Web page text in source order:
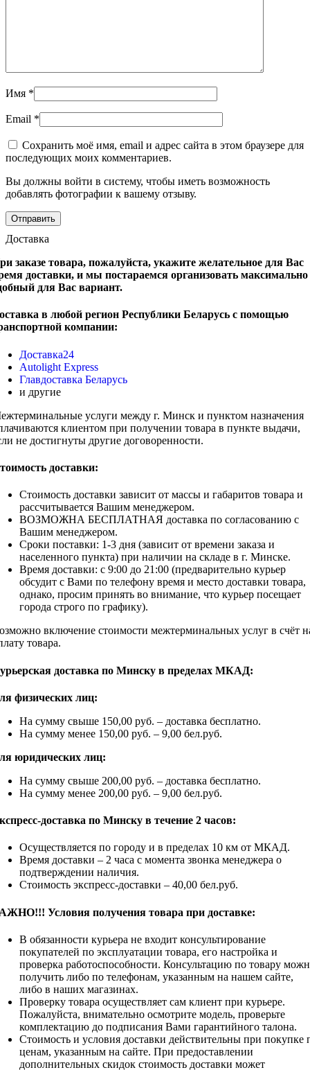
Имя *
Email *
Сохранить моё имя, email и адрес сайта в этом браузере для
последующих моих комментариев.
Вы должны войти в систему, чтобы иметь возможность
добавлять фотографии к вашему отзыву.
Доставка
заказе товара, пожалуйста, укажите желательное для Вас
доставки, и мы постараемся организовать максимально
для Вас вариант.
в любой регион Республики Беларусь с помощью
компании:
Доставка24
Autolight Express
Главдоставка Беларусь
и другие
услуги между г. Минск и пунктом назначения
клиентом при получении товара в пункте выдачи,
не достигнуты другие договоренности.
доставки:
Стоимость доставки зависит от массы и габаритов товара и
рассчитывается Вашим менеджером.
ВОЗМОЖНА БЕСПЛАТНАЯ доставка по согласованию с
Вашим менеджером.
Сроки поставки: 1-3 дня (зависит от времени заказа и
населенного пункта) при наличии на складе в г. Минске.
Время доставки: с 9:00 до 21:00 (предварительно курьер
обсудит c Вами по телефону время и место доставки товара,
однако, просим принять во внимание, что курьер посещает
города строго по графику).
включение стоимости межтерминальных услуг в счёт
товара.
доставка по Минску в пределах МКАД:
физических лиц:
На сумму свыше 150,00 руб. – доставка бесплатно.
На сумму менее 150,00 руб. – 9,00 бел.руб.
юридических лиц:
На сумму свыше 200,00 руб. – доставка бесплатно.
На сумму менее 200,00 руб. – 9,00 бел.руб.
доставка по Минску в течение 2 часов:
Осуществляется по городу и в пределах 10 км от МКАД.
Время доставки – 2 часа с момента звонка менеджера о
подтверждении наличия.
Стоимость экспресс-доставки – 40,00 бел.руб.
Условия получения товара при доставке:
В обязанности курьера не входит консультирование
покупателей по эксплуатации товара, его настройка и
проверка работоспособности. Консультацию по товару
получить либо по телефонам, указанным на нашем сайте,
либо в наших магазинах.
Проверку товара осуществляет сам клиент при курьере.
Пожалуйста, внимательно осмотрите модель, проверьте
комплектацию до подписания Вами гарантийного талона.
Стоимость и условия доставки действительны при покупке
ценам, указанным на сайте. При предоставлении
дополнительных скидок стоимость доставки может